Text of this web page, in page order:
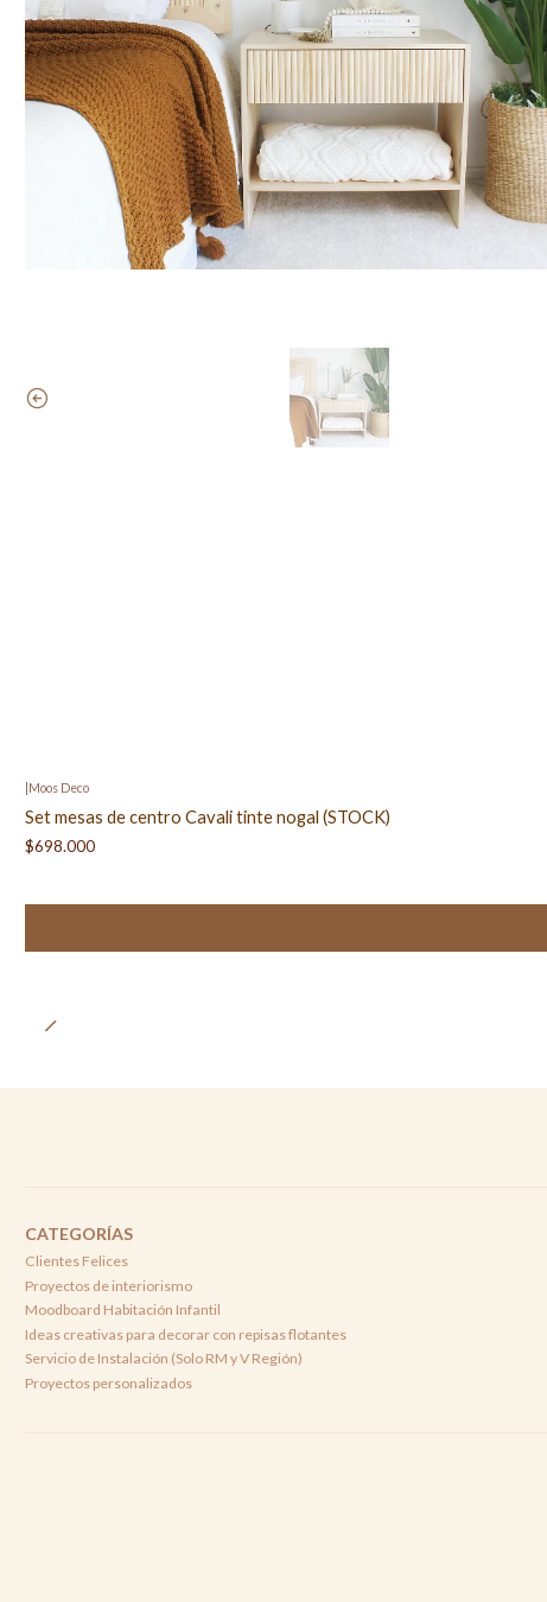
Moos Deco
Set mesas de centro Cavali tinte nogal (STOCK)
$698.000
CATEGORÍAS
Clientes Felices
Proyectos de interiorismo
Moodboard Habitación Infantil
Ideas creativas para decorar con repisas flotantes
Servicio de Instalación (Solo RM y V Región)
Proyectos personalizados